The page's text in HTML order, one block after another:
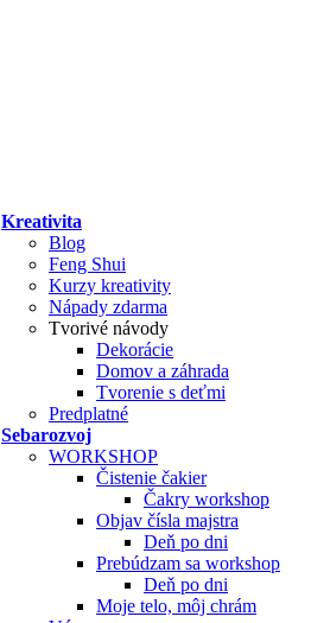
Kreativita
Blog
Feng Shui
Kurzy kreativity
Nápady zdarma
Tvorivé návody
Dekorácie
Domov a záhrada
Tvorenie s deťmi
Predplatné
Sebarozvoj
WORKSHOP
Čistenie čakier
Čakry workshop
Objav čísla majstra
Deň po dni
Prebúdzam sa workshop
Deň po dni
Moje telo, môj chrám